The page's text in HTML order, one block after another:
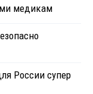
медикам
России супер